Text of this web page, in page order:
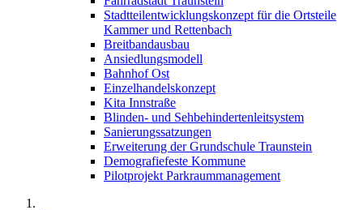
Stadtteilentwicklungskonzept für die Ortsteile
Kammer und Rettenbach
Breitbandausbau
Ansiedlungsmodell
Bahnhof Ost
Einzelhandelskonzept
Kita Innstraße
Blinden- und Sehbehindertenleitsystem
Sanierungssatzungen
Erweiterung der Grundschule Traunstein
Demografiefeste Kommune
Pilotprojekt Parkraummanagement